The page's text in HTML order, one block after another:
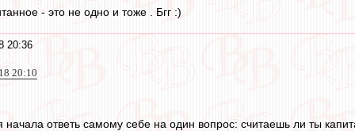
- это не одно и тоже . Бгг :)
20:36
20:10
ответь самому себе на один вопрос: считаешь ли ты